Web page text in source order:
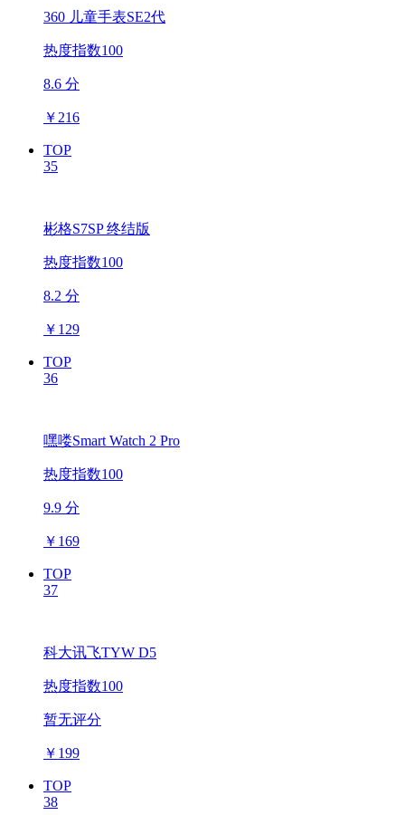
360 儿童手表SE2代
热度指数100
8.6 分
￥ 216
TOP
35
彬格S7SP 终结版
热度指数100
8.2 分
￥ 129
TOP
36
嘿喽Smart Watch 2 Pro
热度指数100
9.9 分
￥ 169
TOP
37
科大讯飞TYW D5
热度指数100
暂无评分
￥ 199
TOP
38